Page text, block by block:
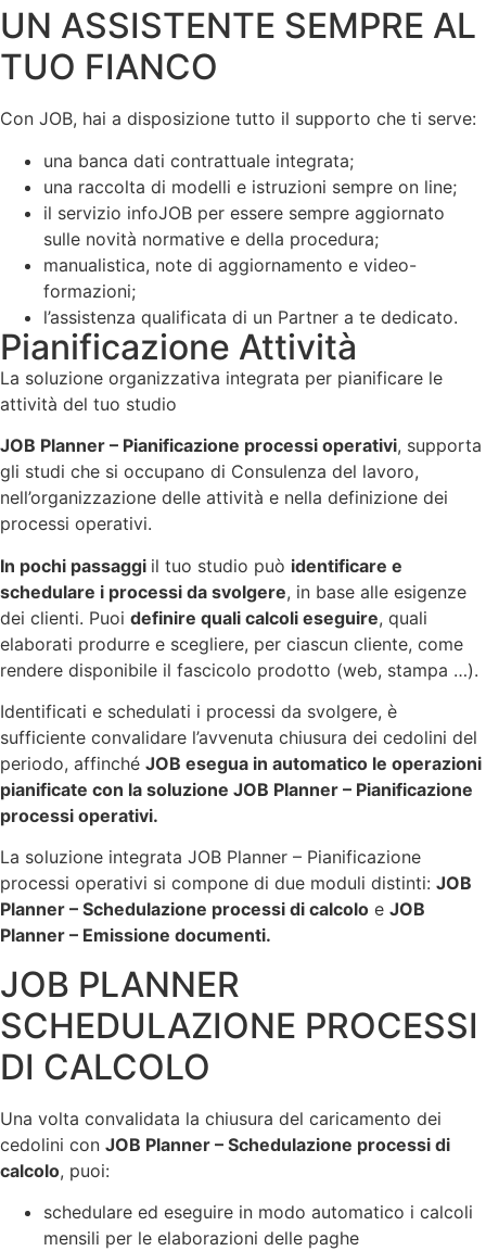
UN ASSISTENTE SEMPRE AL
TUO FIANCO
Con JOB, hai a disposizione tutto il supporto che ti serve:
una banca dati contrattuale integrata;
una raccolta di modelli e istruzioni sempre on line;
il servizio infoJOB per essere sempre aggiornato
sulle novità normative e della procedura;
manualistica, note di aggiornamento e video-
formazioni;
l’assistenza qualificata di un Partner a te dedicato.
Pianificazione Attività
La soluzione organizzativa integrata per pianificare le
attività del tuo studio
JOB Planner – Pianificazione processi operativi, supporta
gli studi che si occupano di Consulenza del lavoro,
nell’organizzazione delle attività e nella definizione dei
processi operativi.
In pochi passaggi il tuo studio può identificare e
schedulare i processi da svolgere, in base alle esigenze
dei clienti. Puoi definire quali calcoli eseguire, quali
elaborati produrre e scegliere, per ciascun cliente, come
rendere disponibile il fascicolo prodotto (web, stampa …).
Identificati e schedulati i processi da svolgere, è
sufficiente convalidare l’avvenuta chiusura dei cedolini del
periodo, affinché JOB esegua in automatico le operazioni
pianificate con la soluzione JOB Planner – Pianificazione
processi operativi.
La soluzione integrata JOB Planner – Pianificazione
processi operativi si compone di due moduli distinti: JOB
Planner – Schedulazione processi di calcolo e JOB
Planner – Emissione documenti.
JOB PLANNER
SCHEDULAZIONE PROCESSI
DI CALCOLO
Una volta convalidata la chiusura del caricamento dei
cedolini con JOB Planner – Schedulazione processi di
calcolo, puoi:
schedulare ed eseguire in modo automatico i calcoli
mensili per le elaborazioni delle paghe